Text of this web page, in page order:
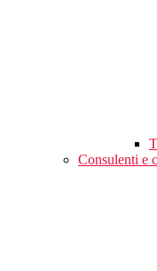
Consulenti e